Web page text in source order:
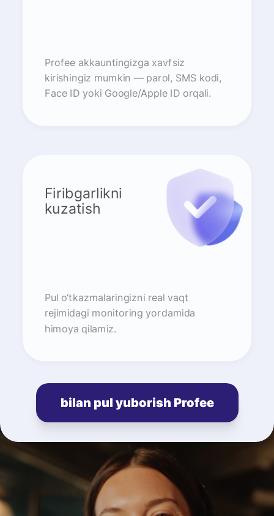
Profee akkauntingizga xavfsiz
kirishingiz mumkin — parol, SMS kodi,
Face ID yoki Google/Apple ID orqali.
Firibgarlikni
kuzatish
Pul o‘tkazmalaringizni real vaqt
rejimidagi monitoring yordamida
himoya qilamiz.
bilan pul yuborish Profee